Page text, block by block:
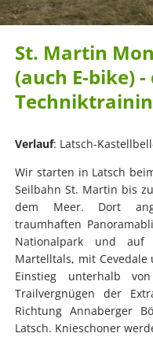
St. Martin
(auch E-bike)
Verlauf: Latsch-
Wir starten in Latsch
Seilbahn St. Martin bis
dem Meer. Dort
traumhaften
Nationalpark und auf
Martelltals, mit
Einstieg unterhalb
Trailvergnügen der
Richtung Annaberger
Latsch. Knieschoner